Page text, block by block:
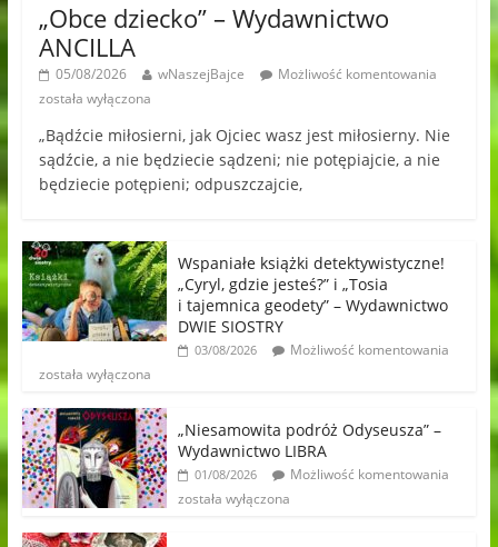
„Obce dziecko” – Wydawnictwo
ANCILLA
05/08/2026 wNaszejBajce
Możliwość komentowania
została wyłączona
„Bądźcie miłosierni, jak Ojciec wasz jest miłosierny. Nie
sądźcie, a nie będziecie sądzeni; nie potępiajcie, a nie
będziecie potępieni; odpuszczajcie,
Wspaniałe książki detektywistyczne!
„Cyryl, gdzie jesteś?” i „Tosia
i tajemnica geodety” – Wydawnictwo
DWIE SIOSTRY
03/08/2026
Możliwość komentowania
została wyłączona
„Niesamowita podróż Odyseusza” –
Wydawnictwo LIBRA
01/08/2026
Możliwość komentowania
została wyłączona